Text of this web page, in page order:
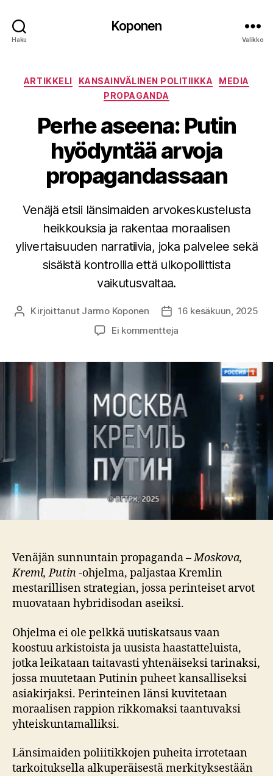
Haku
Koponen
Valikko
Kategoriat
ARTIKKELI KANSAINVÄLINEN POLITIIKKA
MEDIA
PROPAGANDA
Perhe aseena: Putin
hyödyntää arvoja
propagandassaan
Venäjä etsii länsimaiden arvokeskustelusta
heikkouksia ja rakentaa moraalisen
ylivertaisuuden narratiivia, joka palvelee sekä
sisäistä kontrollia että ulkopoliittista
vaikutusvaltaa.
Kirjoittaja
Kirjoittanut Jarmo Koponen Julkaisupäivämäärä
16 kesäkuun, 2025
Ei kommentteja
hyödyntää
arvoja
propagandassaan
Venäjän sunnuntain propaganda –Moskova,
Kreml, Putin-ohjelma, paljastaa Kremlin
mestarillisen strategian, jossa perinteiset arvot
muovataan hybridisodan aseiksi.
Ohjelma ei ole pelkkä uutiskatsaus vaan
koostuu arkistoista ja uusista haastatteluista,
jotka leikataan taitavasti yhtenäiseksi tarinaksi,
jossa muutetaan Putinin puheet kansalliseksi
asiakirjaksi. Perinteinen länsi kuvitetaan
moraalisen rappion rikkomaksi taantuvaksi
yhteiskuntamalliksi.
Länsimaiden poliitikkojen puheita irrotetaan
tarkoituksella alkuperäisestä merkityksestään